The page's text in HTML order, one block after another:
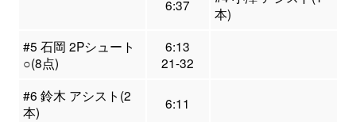
6:37
本)
#5 石岡 2Pシュート
○(8点)
6:13
21-32
#6 鈴木 アシスト(2
本)
6:11